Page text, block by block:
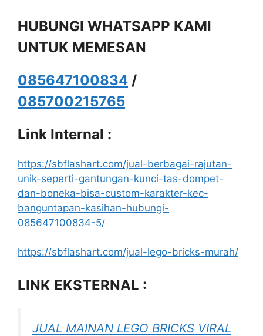
HUBUNGI WHATSAPP KAMI
UNTUK MEMESAN
085647100834 /
085700215765
Link Internal :
https://sbflashart.com/jual-berbagai-rajutan-
unik-seperti-gantungan-kunci-tas-dompet-
dan-boneka-bisa-custom-karakter-kec-
banguntapan-kasihan-hubungi-
085647100834-5/
https://sbflashart.com/jual-lego-bricks-murah/
LINK EKSTERNAL :
JUAL MAINAN LEGO BRICKS VIRAL